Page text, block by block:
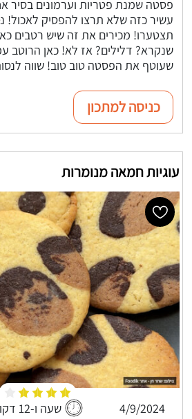
פסטה שמנת פטריות וערמונים בסיר
עשיר כזה שלא תרצו להפסיק לאכול!
תצטערו! מכירים את זה שיש רטבים
שנקרא? דלילים? אז לא! כאן הרוטב
שעוטף את הפסטה טוב טוב! שווה
כניסה למתכון
עוגיות חמאה מנומרות
4/9/2024 שעה ו-12 דקות